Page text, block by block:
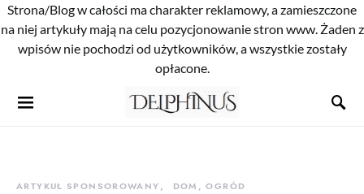
Strona/Blog w całości ma charakter reklamowy, a zamieszczone
na niej artykuły mają na celu pozycjonowanie stron www. Żaden z
wpisów nie pochodzi od użytkowników, a wszystkie zostały
opłacone.
ARTYKUŁ SPONSOROWANY DOM, OGRÓD